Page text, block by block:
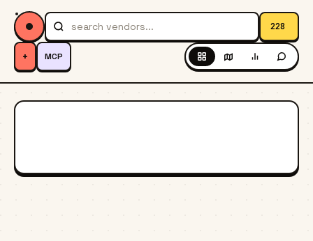
228
+ MCP